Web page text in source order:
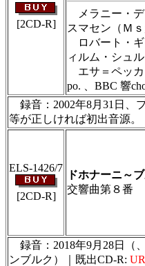
[2CD-R]
メラニー・
スマセン（Ｍｓ
ロバート・
ィルム・シュ
エサ＝ペッカ
po. 、BBC 響
録音：2002年8月31日、
等が正しければ初出音源。
ELS-1426/7
[2CD-R]
ドホナーニ～
交響曲第８番
録音：2018年9月28日（
ンブルク）｜既出CD-R: